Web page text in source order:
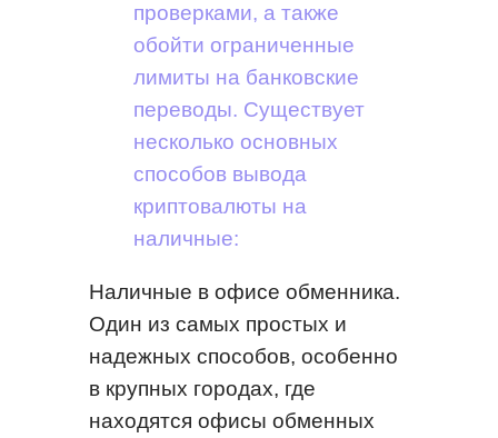
проверками, а также
обойти ограниченные
лимиты на банковские
переводы. Существует
несколько основных
способов вывода
криптовалюты на
наличные:
Наличные в офисе обменника.
Один из самых простых и
надежных способов, особенно
в крупных городах, где
находятся офисы обменных